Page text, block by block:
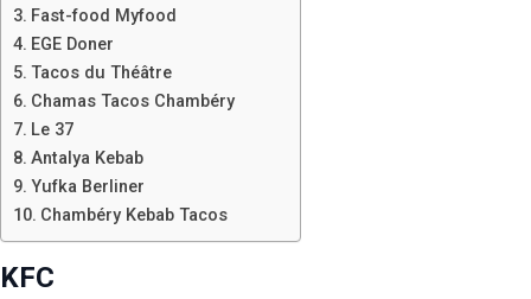
Fast-food Myfood
EGE Doner
Tacos du Théâtre
Chamas Tacos Chambéry
Le 37
Antalya Kebab
Yufka Berliner
Chambéry Kebab Tacos
KFC